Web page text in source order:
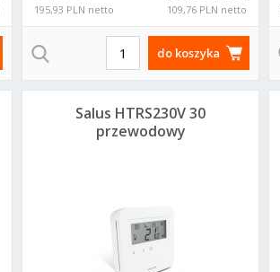
195,93 PLN netto 109,76 PLN netto
do koszyka
Salus HTRS230V 30
przewodowy